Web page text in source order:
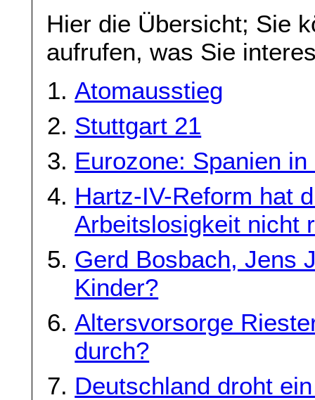
Hier die Übersicht; Sie
aufrufen, was Sie
Atomausstieg
Stuttgart 21
Eurozone: Spanien
Hartz-IV-Reform hat
Arbeitslosigkeit nicht
Gerd Bosbach, Jens
Kinder?
Altersvorsorge
durch?
Deutschland droht